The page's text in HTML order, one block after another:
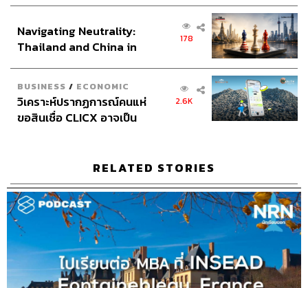
05:50
“แล้วบรรยากาศการไปอยู่กับครอบครัวปารากวัยนี่เป็นยังไง
บ้าง”
บ้านโฮสต์มีลูกชาย 5 คน บวกเราเป็นคนที่ 6 ก็ประหยัด
มาก ตอนพาไปซื้อชุดยูนิฟอร์มโรงเรียนก็บอกให้เราซื้อ
เอง ทุกอย่างที่เกี่ยวกับการเรียนก็ต้องซื้อเอง
ทุกอย่างที่เกี่ยวกับการเรียนจ่ายเองหมด
เป็นบ้านที่นิ่งๆ แข็งๆ หน่อย พ่อจะดูหยิ่งๆ แม่ดูห้าวๆ
ข้อดีของบ้านโฮสต์คือเป็นคนจริงใจ และพูดตรงๆ
เคยหนีไปเที่ยวเมืองหลวงโดยไม่ได้บอก พอเค้ารู้ก็ด่าๆๆ
แล้วก็น้ำตาไหล บอกว่าถ้าเธอเป็นอะไรไปแล้วชั้นจะ
บอกพ่อแม่เธอยังไง ก็เลยรู้ว่าเค้าเป็นห่วง
แต่ส่วนใหญ่เด็กไทยมักจะเปลี่ยนแฟมิลี เพราะทนไม่ได้
แต่เราทน
อินโดนีเซีย
Navigating Neutrality:
Thailand and China in
178
BUSINESS / ECONOMIC
วิเคราะห์ปรากฏการณ์คนแห่
ขอสินเชื่อ CLICX อาจเป็น
2.6K
RELATED STORIES